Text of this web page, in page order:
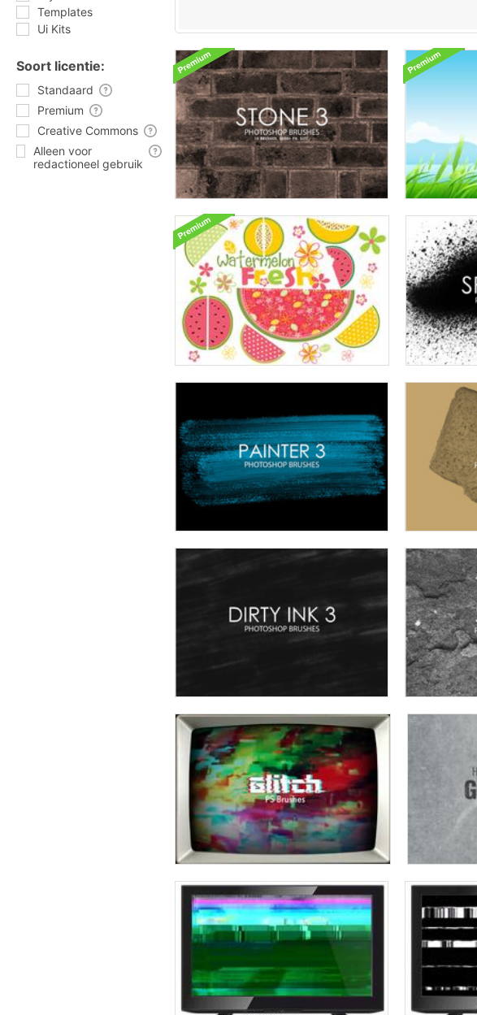
Templates
Ui Kits
Soort licentie:
Standaard
Premium
Creative Commons
Alleen voor
redactioneel gebruik